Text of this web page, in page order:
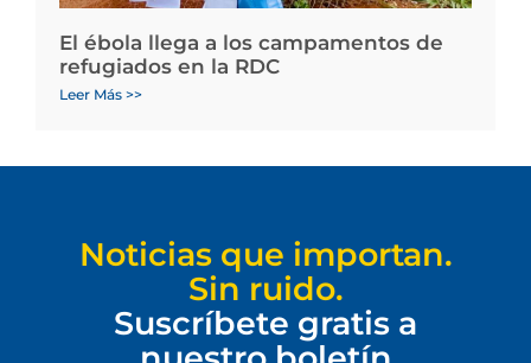
El ébola llega a los campamentos de
refugiados en la RDC
Leer Más >>
Noticias que importan.
Sin ruido.
Suscríbete gratis a